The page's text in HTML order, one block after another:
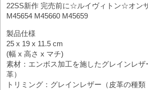
22SS新作 完売前に☆ルイヴィトン☆オン
M45654 M45660 M45659
製品仕様
25 x 19 x 11.5 cm
(幅 x 高さ x マチ)
素材：エンボス加工を施したグレインレ
革）
トリミング：グレインレザー（皮革の種類